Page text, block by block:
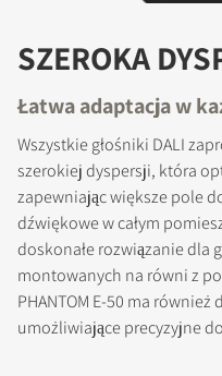
SZEROKA
Łatwa adaptacja w
Wszystkie głośniki DALI
szerokiej dyspersji, która
zapewniając większe pole
dźwiękowe w całym
doskonałe rozwiązanie dla
montowanych na równi z
PHANTOM E-50 ma
umożliwiające precyzyjne
POBRAĆ
natychmiastowy
zablokowanych
witrynie.